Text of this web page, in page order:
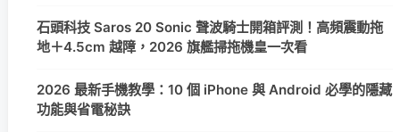
石頭科技 Saros 20 Sonic 聲波騎士開箱評測！高頻震動拖
地＋4.5cm 越障，2026 旗艦掃拖機皇一次看
2026 最新手機教學：10 個 iPhone 與 Android 必學的隱藏
功能與省電秘訣